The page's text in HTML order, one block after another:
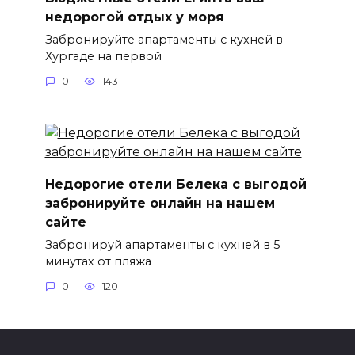
недорогой отдых у моря
Забронируйте апартаменты с кухней в
Хургаде на первой
0 143
Недорогие отели Белека с выгодой
забронируйте онлайн на нашем
сайте
Забронируй апартаменты с кухней в 5
минутах от пляжа
0 120